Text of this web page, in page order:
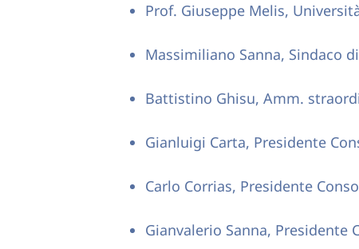
Prof. Giuseppe Melis,
Massimiliano Sanna, Sindaco
Battistino Ghisu, Amm.
Gianluigi Carta, Presidente
Carlo Corrias, Presidente
Gianvalerio Sanna, Presidente